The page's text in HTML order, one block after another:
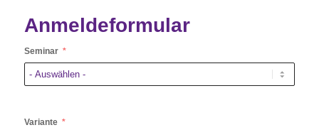
Anmeldeformular
Seminar
Variante